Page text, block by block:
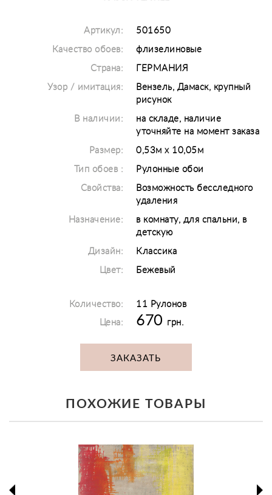
Артикул: 501650
Качество обоев: флизелиновые
Страна: ГЕРМАНИЯ
Узор / имитация:
Вензель, Дамаск, крупный
рисунок
В наличии:
на складе, наличие
уточняйте на момент заказа
Размер: 0,53м х 10,05м
Тип обоев : Рулонные обои
Свойства:
Возможность бесследного
удаления
Назначение:
в комнату, для спальни, в
детскую
Дизайн: Классика
Цвет: Бежевый
Количество:
11 Рулонов
Цена:
670 грн.
ЗАКАЗАТЬ
ПОХОЖИЕ ТОВАРЫ